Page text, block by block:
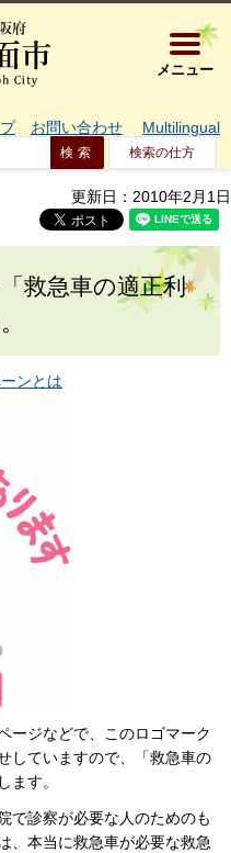
大阪府箕
メニュー
お問い合わせ Multilingual
検索の仕方
更新日：2010年2月1日
救急車の適正利
ンとは
ージなどで、このロゴマーク
していますので、「救急車の
ます。
で診察が必要な人のためのも
、本当に救急車が必要な救急